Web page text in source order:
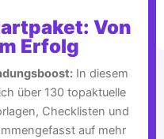
Von
Erfolg
In diesem
über 130 topaktuelle
Checklisten und
auf mehr